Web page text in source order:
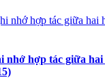
nhớ hợp tác giữa